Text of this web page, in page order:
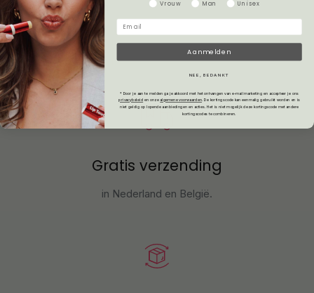
Veelgestelde vragen
Gratis verzending
in Nederland en België.
Gender
Vrouw Man Unisex
Aanmelden
NEE, BEDANKT
* Door je aan te melden ga je akkoord met het ontvangen van e-mailmarketing en accepteer je ons
privacybeleid en onze algemene voorwaarden .De kortingscode kan eenmalig gebruikt worden en is
niet geldig op lopende aanbiedingen en acties. Het is niet mogelijk deze kortingscode met andere
kortingscodes te combineren.